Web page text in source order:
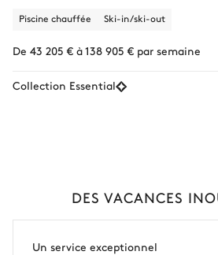
Piscine chauffée Ski-in/ski-out
De 43 205 € à 138 905 € par semaine
Collection Essential
DES VACANCES
Un service exceptionnel